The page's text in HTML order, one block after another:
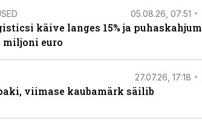
05.08.26, 07:51
käive langes 15% ja puhaskahjum
miljoni euro
27.07.26, 17:18
viimase kaubamärk säilib